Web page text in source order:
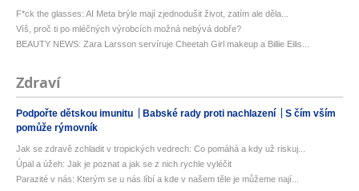
F*ck the glasses: AI Meta brýle mají zjednodušit život, zatím ale děla...
Víš, proč ti po mléčných výrobcích možná nebývá dobře?
BEAUTY NEWS: Zara Larsson servíruje Cheetah Girl makeup a Billie Eilis...
Zdraví
Podpořte dětskou imunitu Babské rady proti nachlazení
S čím vším
pomůže rýmovník
Jak se zdravě zchladit v tropických vedrech: Co pomáhá a kdy už riskuj...
Úpal a úžeh: Jak je poznat a jak se z nich rychle vyléčit
Parazité v nás: Kterým se u nás líbí a kde v našem těle je můžeme nají...